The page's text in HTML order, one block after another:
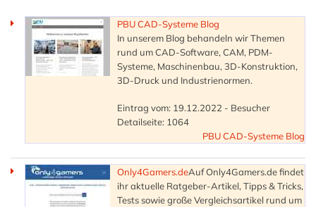
PBU CAD-Systeme Blog
In unserem Blog behandeln wir Themen
rund um CAD-Software, CAM, PDM-
Systeme, Maschinenbau, 3D-Konstruktion,
3D-Druck und Industrienormen.
Eintrag vom: 19.12.2022 - Besucher
Detailseite: 1064
PBU CAD-Systeme Blog
Only4Gamers.deAuf Only4Gamers.de findet
ihr aktuelle Ratgeber-Artikel, Tipps & Tricks,
Tests sowie große Vergleichsartikel rund um